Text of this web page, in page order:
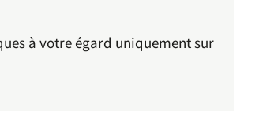
à votre égard uniquement sur